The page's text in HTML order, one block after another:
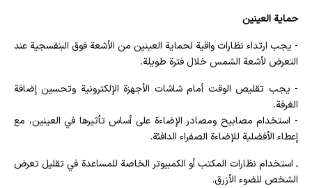
حماية العينين
- يجب ارتداء نظارات واقية لحماية العينين من الأشعة فوق البنفسجية عند
التعرض لأشعة الشمس خلال فترة طويلة.
- يجب تقليص الوقت أمام شاشات الأجهزة الإلكترونية وتحسين إضافة
الغرفة.
- استخدام مصابيح ومصادر الإضاءة على أساس تأثيرها في العينين، مع
إعطاء الأفضلية للإضاءة الصفراء الدافئة.
ـ استخدام نظارات المكتب أو الكمبيوتر الخاصة للمساعدة في تقليل تعرض
الشخص للضوء الأزرق.